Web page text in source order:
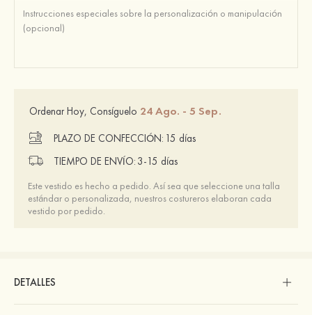
Ordenar Hoy, Consíguelo 24 Ago. - 5 Sep.
PLAZO DE CONFECCIÓN: 15 días
TIEMPO DE ENVÍO: 3-15 días
Este vestido es hecho a pedido. Así sea que seleccione una talla
estándar o personalizada, nuestros costureros elaboran cada
vestido por pedido.
DETALLES